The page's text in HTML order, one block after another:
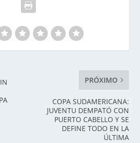
PRÓXIMO
COPA SUDAMERICANA:
JUVENTU DEMPATÓ CON
PUERTO CABELLO Y SE
DEFINE TODO EN LA
ÚLTIMA